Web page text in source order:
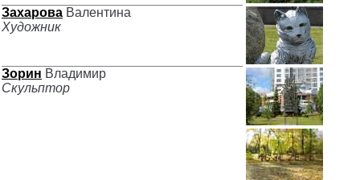
Захарова Валентина
Художник
Зорин Владимир
Скульптор